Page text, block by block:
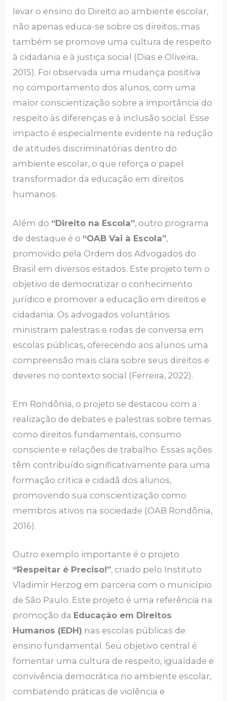
levar o ensino do Direito ao ambiente escolar,
não apenas educa-se sobre os direitos, mas
também se promove uma cultura de respeito
à cidadania e à justiça social (Dias e Oliveira,
2015). Foi observada uma mudança positiva
no comportamento dos alunos, com uma
maior conscientização sobre a importância do
respeito às diferenças e à inclusão social. Esse
impacto é especialmente evidente na redução
de atitudes discriminatórias dentro do
ambiente escolar, o que reforça o papel
transformador da educação em direitos
humanos.
Além do “Direito na Escola”, outro programa
de destaque é o “OAB Vai à Escola”,
promovido pela Ordem dos Advogados do
Brasil em diversos estados. Este projeto tem o
objetivo de democratizar o conhecimento
jurídico e promover a educação em direitos e
cidadania. Os advogados voluntários
ministram palestras e rodas de conversa em
escolas públicas, oferecendo aos alunos uma
compreensão mais clara sobre seus direitos e
deveres no contexto social (Ferreira, 2022).
Em Rondônia, o projeto se destacou com a
realização de debates e palestras sobre temas
como direitos fundamentais, consumo
consciente e relações de trabalho. Essas ações
têm contribuído significativamente para uma
formação crítica e cidadã dos alunos,
promovendo sua conscientização como
membros ativos na sociedade (OAB Rondônia,
2016).
Outro exemplo importante é o projeto
“Respeitar é Preciso!”, criado pelo Instituto
Vladimir Herzog em parceria com o município
de São Paulo. Este projeto é uma referência na
promoção da Educação em Direitos
Humanos (EDH) nas escolas públicas de
ensino fundamental. Seu objetivo central é
fomentar uma cultura de respeito, igualdade e
convivência democrática no ambiente escolar,
combatendo práticas de violência e